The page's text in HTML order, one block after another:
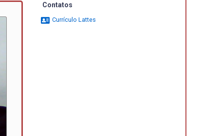
Contatos
Currículo Lattes